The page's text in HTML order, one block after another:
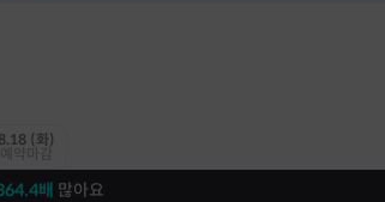
8.18 (화)
배 많아요